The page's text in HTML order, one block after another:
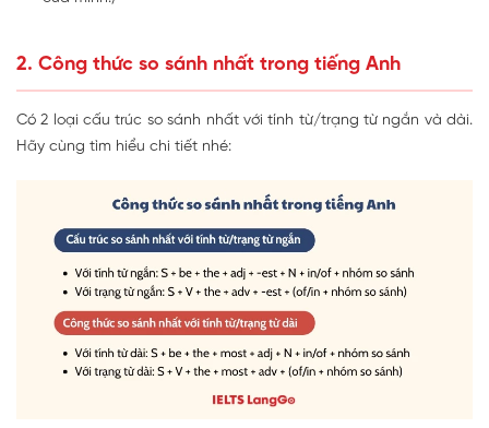
2. Công thức so sánh nhất trong tiếng Anh
Có 2 loại cấu trúc so sánh nhất với tính từ/trạng từ ngắn và dài.
Hãy cùng tìm hiểu chi tiết nhé: